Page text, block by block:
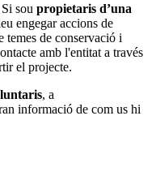
sou propietaris d’una
engegar accions de
temes de conservació i
amb l'entitat a través
el projecte.
, a
informació de com us hi